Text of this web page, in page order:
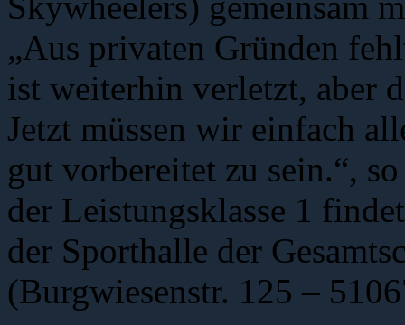
„Aus privaten Gründen
ist weiterhin verletzt, aber
Jetzt müssen wir einfach
gut vorbereitet zu sein.“,
der Leistungsklasse 1
der Sporthalle der
(Burgwiesenstr. 125 –